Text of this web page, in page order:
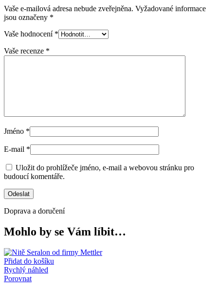
Vaše e-mailová adresa nebude zveřejněna. Vyžadované informace
jsou označeny *
Vaše hodnocení *
Vaše recenze *
Jméno *
E-mail *
Uložit do prohlížeče jméno, e-mail a webovou stránku pro
budoucí komentáře.
Doprava a doručení
Mohlo by se Vám líbit…
Přidat do košíku
Rychlý náhled
Porovnat